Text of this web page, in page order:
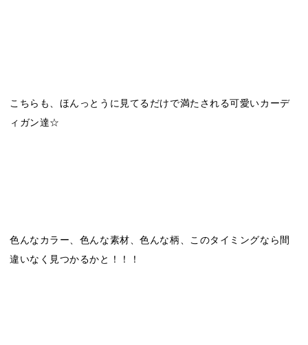
こちらも、ほんっとうに見てるだけで満たされる可愛いカーデ
ィガン達☆
色んなカラー、色んな素材、色んな柄、このタイミングなら間
違いなく見つかるかと！！！